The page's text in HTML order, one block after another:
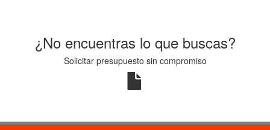
¿No encuentras lo que buscas?
Solicitar presupuesto sin compromiso